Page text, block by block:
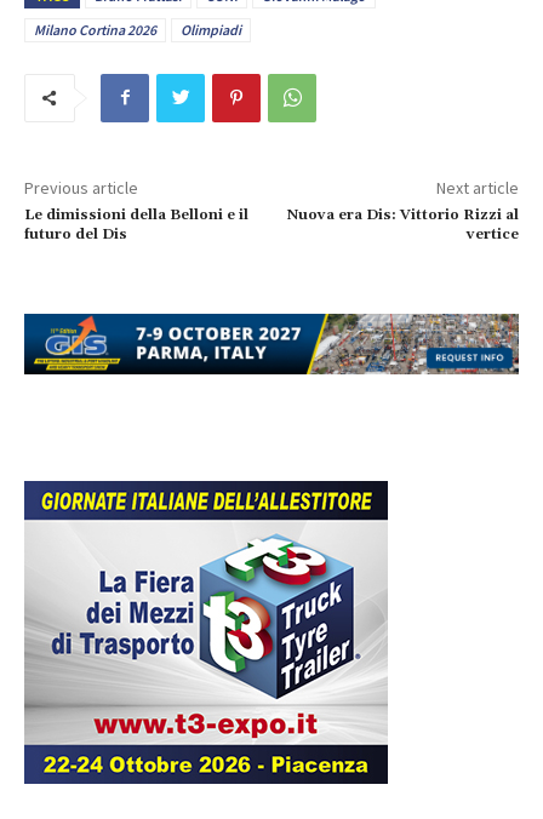
Milano Cortina 2026
Olimpiadi
Previous article
Le dimissioni della Belloni e il
futuro del Dis
Next article
Nuova era Dis: Vittorio Rizzi al
vertice